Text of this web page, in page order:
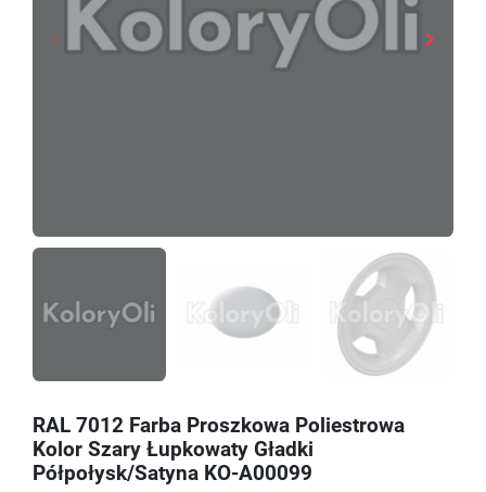
Poprzedni
 
RAL 7012 Farba Proszkowa Poliestrowa
Kolor Szary Łupkowaty Gładki
Półpołysk/Satyna KO-A00099